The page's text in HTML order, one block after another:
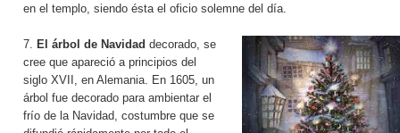
en el templo, siendo ésta el oficio solemne del día.
7. El árbol de Navidad decorado, se
cree que apareció a principios del
siglo XVII, en Alemania. En 1605, un
árbol fue decorado para ambientar el
frío de la Navidad, costumbre que se